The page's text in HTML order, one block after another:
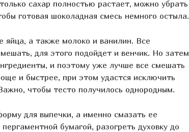
сахар полностью растает, можно убрать
готовая шоколадная смесь немного остыла.
яйца, а также молоко и ванилин. Все
для этого подойдет и венчик. Но затем
и поэтому уже лучше все смешать
и быстрее, при этом удастся исключить
чтобы тесто получилось однородным.
для выпечки, а именно смазать ее
бумагой, разогреть духовку до